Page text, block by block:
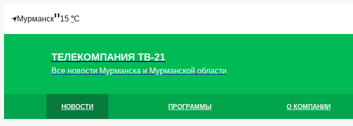
Мурманск"15 °C
ТЕЛЕКОМПАНИЯ ТВ-21
Все новости Мурманска и Мурманской области
НОВОСТИ ПРОГРАММЫ О КОМПАНИИ